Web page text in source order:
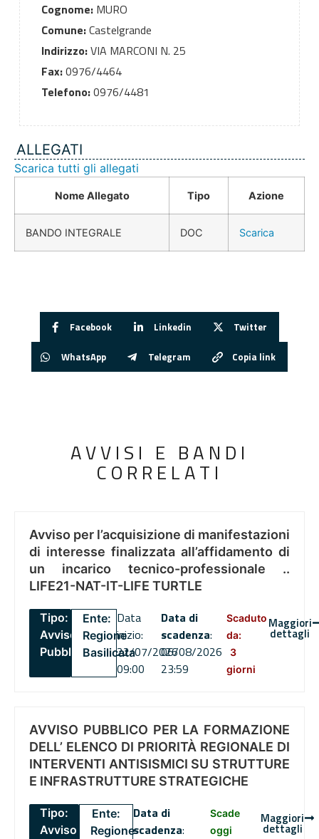
Cognome:MURO
Comune:Castelgrande
Indirizzo:VIA MARCONI N. 25
Fax:0976/4464
Telefono:0976/4481
ALLEGATI
Scarica tutti gli allegati
Nome Allegato Tipo Azione
BANDO INTEGRALE DOC Scarica
Facebook Linkedin Twitter
WhatsApp Telegram Copia link
AVVISI E BANDI
CORRELATI
Avviso per l’acquisizione di manifestazioni
di interesse finalizzata all’affidamento di
un incarico tecnico-professionale ..
LIFE21-NAT-IT-LIFE TURTLE
Tipo:
Avviso
Pubblico
Ente:
Regione
Basilicata
Data
inizio:
22/07/2026
09:00
Data di
scadenza:
06/08/2026
23:59
Scaduto
da:
3
giorni
Maggiori
dettagli
AVVISO PUBBLICO PER LA FORMAZIONE
DELL’ ELENCO DI PRIORITÀ REGIONALE DI
INTERVENTI ANTISISMICI SU STRUTTURE
E INFRASTRUTTURE STRATEGICHE
Tipo:
Avviso
Ente:
Regione
Data di
scadenza:
Scade
oggi
Maggiori
dettagli